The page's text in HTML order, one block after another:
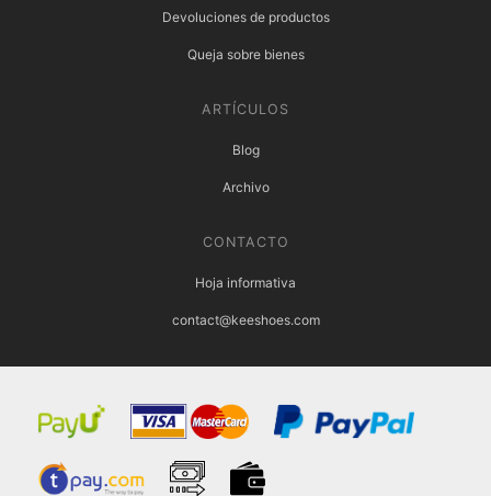
Devoluciones de productos
Queja sobre bienes
ARTÍCULOS
Blog
Archivo
CONTACTO
Hoja informativa
contact@keeshoes.com